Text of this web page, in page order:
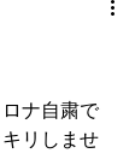
ナ自粛で
リしませ